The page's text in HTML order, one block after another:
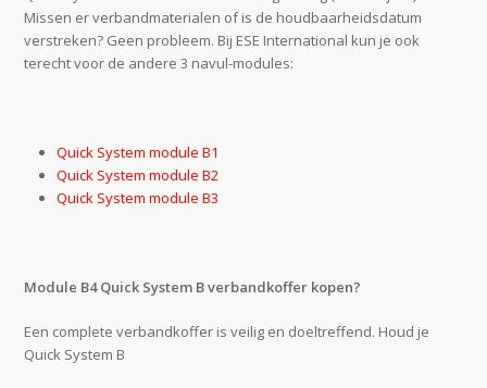
Missen er verbandmaterialen of is de houdbaarheidsdatum
verstreken? Geen probleem. Bij ESE International kun je ook
terecht voor de andere 3 navul-modules:
Quick System module B1
Quick System module B2
Quick System module B3
Module B4 Quick System B verbandkoffer kopen?
Een complete verbandkoffer is veilig en doeltreffend. Houd je
Quick System B